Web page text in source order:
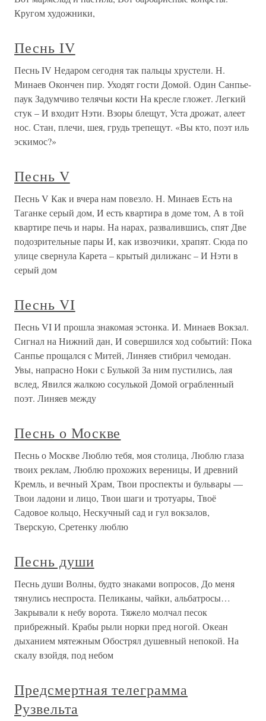
Кругом художники,
Песнь IV
Песнь IV Недаром сегодня так пальцы хрустели. Н.
Минаев Окончен пир. Уходят гости Домой. Один Санпье-
паук Задумчиво телячьи кости На кресле гложет. Легкий
стук – И входит Нэти. Взоры блещут, Уста дрожат, алеет
нос. Стан, плечи, шея, грудь трепещут. «Вы кто, поэт иль
эскимос?»
Песнь V
Песнь V Как и вчера нам повезло. Н. Минаев Есть на
Таганке серый дом, И есть квартира в доме том, А в той
квартире печь и нары. На нарах, развалившись, спят Две
подозрительные пары И, как извозчики, храпят. Сюда по
улице свернула Карета – крытый дилижанс – И Нэти в
серый дом
Песнь VI
Песнь VI И прошла знакомая эстонка. И. Минаев Вокзал.
Сигнал на Нижний дан, И совершился ход событий: Пока
Санпье прощался с Митей, Линяев стибрил чемодан.
Увы, напрасно Ноки с Булькой За ним пустились, лая
вслед, Явился жалкою сосулькой Домой ограбленный
поэт. Линяев между
Песнь о Москве
Песнь о Москве Люблю тебя, моя столица, Люблю глаза
твоих реклам, Люблю прохожих вереницы, И древний
Кремль, и вечный Храм, Твои проспекты и бульвары —
Твои ладони и лицо, Твои шаги и тротуары, Твоё
Садовое кольцо, Нескучный сад и гул вокзалов,
Тверскую, Сретенку люблю
Песнь души
Песнь души Волны, будто знаками вопросов, До меня
тянулись неспроста. Пеликаны, чайки, альбатросы…
Закрывали к небу ворота. Тяжело молчал песок
прибрежный. Крабы рыли норки пред ногой. Океан
дыханием мятежным Обострял душевный непокой. На
скалу взойдя, под небом
Предсмертная телеграмма
Рузвельта